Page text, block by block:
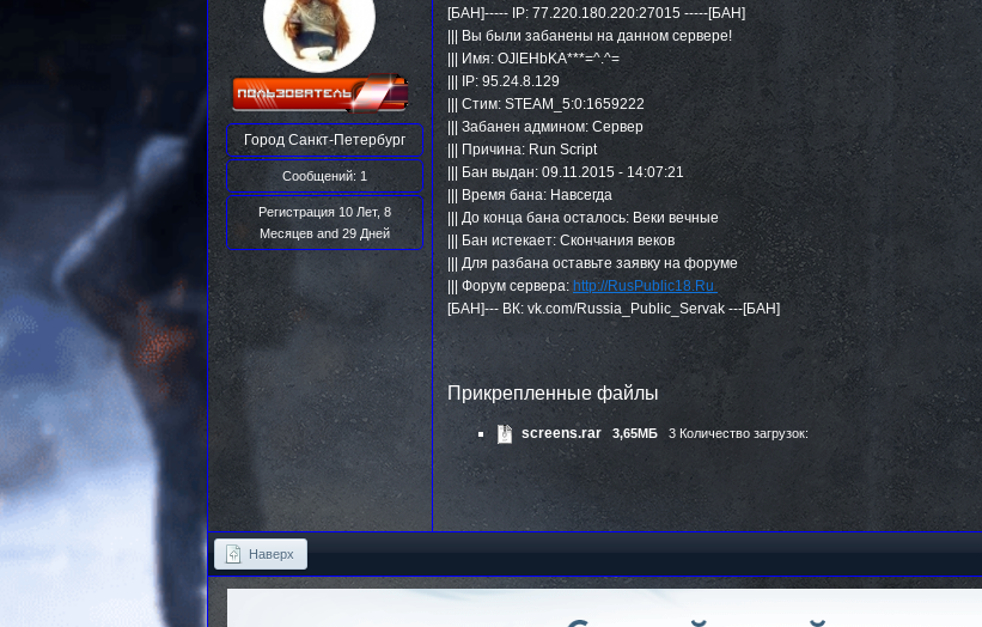
Город Санкт-Петербург
Сообщений: 1
Регистрация 10 Лет, 8
Месяцев and 29 Дней
[БАН]----- IP: 77.220.180.220:27015 -----[БАН]
||| Вы были забанены на данном сервере!
||| Имя: OJlEHbKA***=^.^=
||| IP: 95.24.8.129
||| Стим: STEAM_5:0:1659222
||| Забанен админом: Сервер
||| Причина: Run Script
||| Бан выдан: 09.11.2015 - 14:07:21
||| Время бана: Навсегда
||| До конца бана осталось: Веки вечные
||| Бан истекает: Скончания веков
||| Для разбана оставьте заявку на форуме
||| Форум сервера: http://RusPublic18.Ru
[БАН]--- ВК: vk.com/Russia_Public_Servak ---[БАН]
Прикрепленные файлы
screens.rar 3,65МБ 3 Количество загрузок:
Наверх